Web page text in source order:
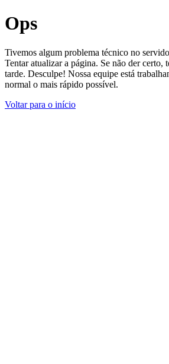
Ops
Tivemos algum problema técnico no
Tentar atualizar a página. Se não der certo,
tarde. Desculpe! Nossa equipe está
normal o mais rápido possível.
Voltar para o início